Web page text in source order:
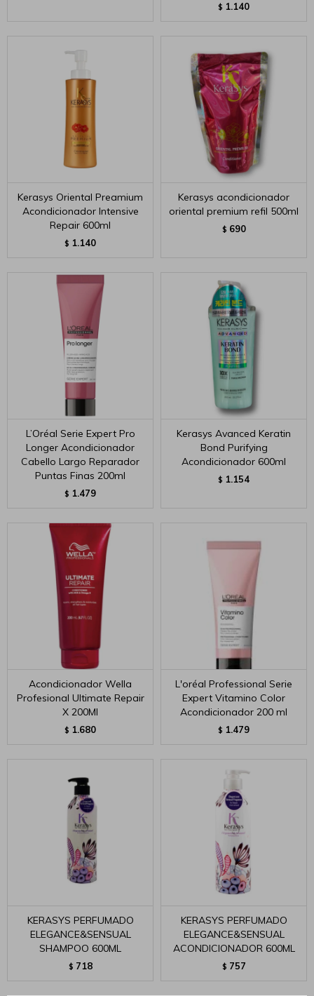
$ 1.140
Kerasys Oriental Preamium
Acondicionador Intensive
Repair 600ml
$ 1.140
Kerasys acondicionador
oriental premium refil 500ml
$ 690
L’Oréal Serie Expert Pro
Longer Acondicionador
Cabello Largo Reparador
Puntas Finas 200ml
$ 1.479
Kerasys Avanced Keratin
Bond Purifying
Acondicionador 600ml
$ 1.154
Acondicionador Wella
Profesional Ultimate Repair
X 200Ml
$ 1.680
L'oréal Professional Serie
Expert Vitamino Color
Acondicionador 200 ml
$ 1.479
KERASYS PERFUMADO
ELEGANCE&SENSUAL
SHAMPOO 600ML
$ 718
KERASYS PERFUMADO
ELEGANCE&SENSUAL
ACONDICIONADOR 600ML
$ 757